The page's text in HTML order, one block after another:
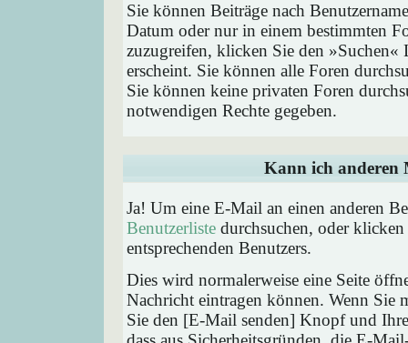
Sie können Beiträge nach
Datum oder nur in einem bestimmten
zuzugreifen, klicken Sie den »Suchen«
erscheint. Sie können alle Foren
Sie können keine privaten Foren
notwendigen Rechte gegeben.
Kann ich anderen
Ja! Um eine E-Mail an einen anderen
Benutzerliste durchsuchen, oder
entsprechenden Benutzers.
Dies wird normalerweise eine Seite
Nachricht eintragen können. Wenn
Sie den [E-Mail senden] Knopf und